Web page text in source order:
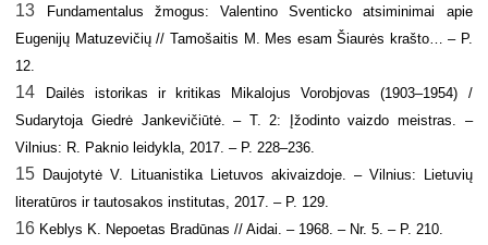
13
Fundamentalus žmogus: Valentino Sventicko atsiminimai apie
Eugenijų Matuzevičių // Tamošaitis M . Mes esam Šiaurės krašto… – P.
12.
14
Dailės istorikas ir kritikas Mikalojus Vorobjovas (1903–1954) /
Sudarytoja Giedrė Jankevičiūtė. – T. 2: Įžodinto vaizdo meistras. –
Vilnius: R. Paknio leidykla, 2017. – P. 228–236.
15 Daujotytė V. Lituanistika Lietuvos akivaizdoje. – Vilnius: Lietuvių
literatūros ir tautosakos institutas, 2017. – P. 129.
16 Keblys K. Nepoetas Bradūnas // Aidai. – 1968. – Nr. 5. – P. 210.